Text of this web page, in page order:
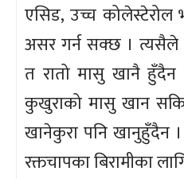
एसिड, उच्च कोलेस्टेरोल
असर गर्न सक्छ । त्यसैले
त रातो मासु खानै हुँदैन
कुखुराको मासु खान
खानेकुरा पनि खानुहुँदैन
रक्तचापका बिरामीका